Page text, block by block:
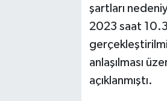
şartları
2023 saat
anlaşılması
açıklanmıştı.